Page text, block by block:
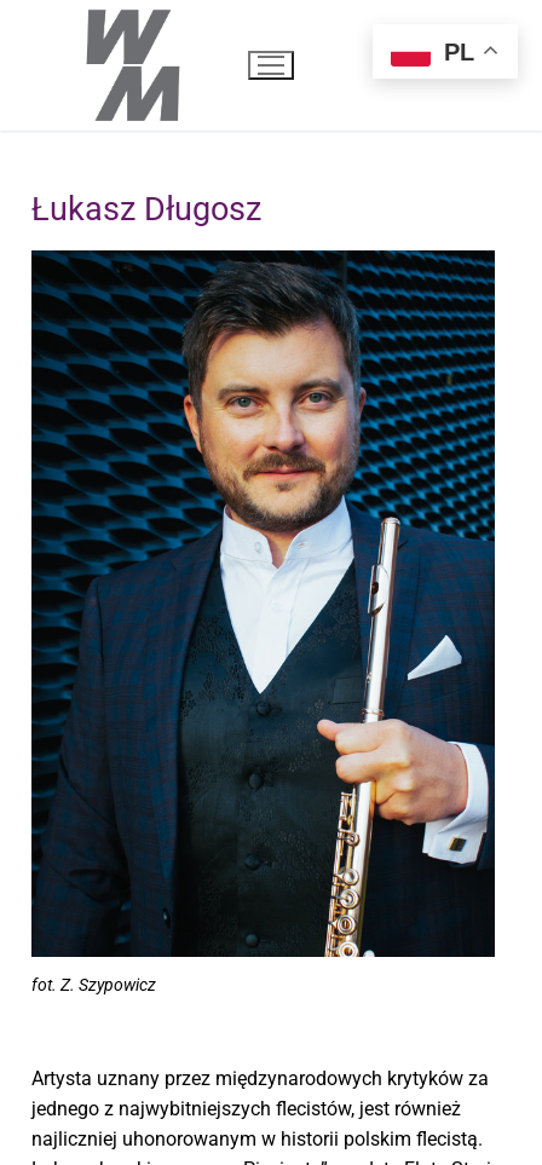
Łukasz Długosz
fot. Z. Szypowicz
Artysta uznany przez międzynarodowych krytyków za
jednego z najwybitniejszych flecistów, jest również
najliczniej uhonorowanym w historii polskim flecistą.
PL